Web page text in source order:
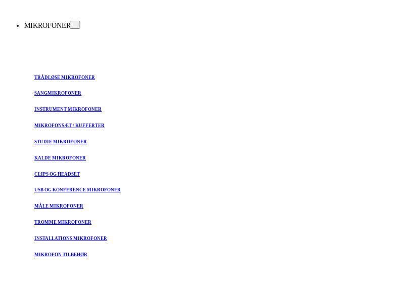
MIKROFONER
TRÅDLØSE MIKROFONER
SANGMIKROFONER
INSTRUMENT MIKROFONER
MIKROFONSÆT / KUFFERTER
STUDIE MIKROFONER
KALDE MIKROFONER
CLIPS OG HEADSET
USB OG KONFERENCE MIKROFONER
MÅLE MIKROFONER
TROMME MIKROFONER
INSTALLATIONS MIKROFONER
MIKROFON TILBEHØR